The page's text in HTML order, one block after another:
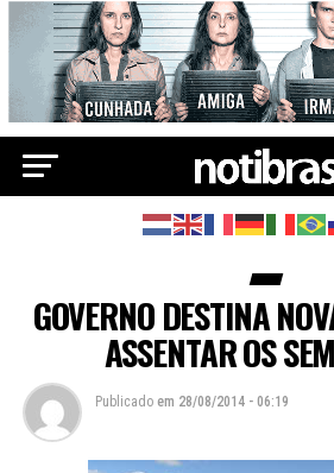
GOVERNO DESTINA
ASSENTAR OS
Publicado em 28/08/2014 - 06:19